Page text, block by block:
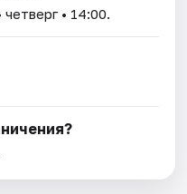
четверг • 14:00.